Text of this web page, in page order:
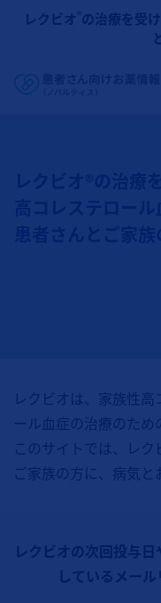
レクビオ の治療を受
Site Logo
レクビオは、家族性
ール血症の治療のため
このサイトでは、レ
ご家族の方に、病気と
レクビオの次回投与
しているメール